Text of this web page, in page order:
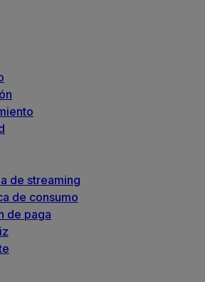
de streaming
de consumo
de paga